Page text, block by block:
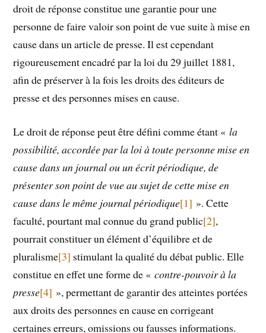
droit de réponse constitue une garantie pour une
personne de faire valoir son point de vue suite à mise en
cause dans un article de presse. Il est cependant
rigoureusement encadré par la loi du 29 juillet 1881,
afin de préserver à la fois les droits des éditeurs de
presse et des personnes mises en cause.
Le droit de réponse peut être défini comme étant «la
possibilité, accordée par la loi à toute personne mise en
cause dans un journal ou un écrit périodique, de
présenter son point de vue au sujet de cette mise en
cause dans le même journal périodique[1] ». Cette
faculté, pourtant mal connue du grand public[2],
pourrait constituer un élément d’équilibre et de
pluralisme[3] stimulant la qualité du débat public. Elle
constitue en effet une forme de «contre-pouvoir à la
presse[4] », permettant de garantir des atteintes portées
aux droits des personnes en cause en corrigeant
certaines erreurs, omissions ou fausses informations.